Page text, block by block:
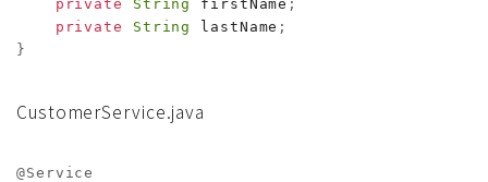
private
String firstName ;
private
String lastName ;
}
CustomerService.java
@Service